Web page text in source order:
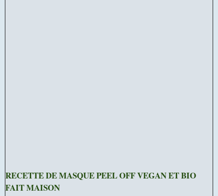
RECETTE DE MASQUE PEEL OFF VEGAN ET BIO
FAIT MAISON